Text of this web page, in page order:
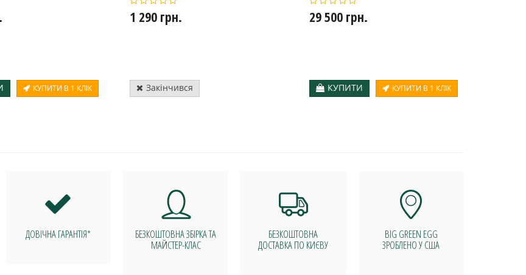
КУПИТИ В 1 КЛІК
1 290 грн.
Закінчився
29 500 грн.
КУПИТИ КУПИТИ В 1 КЛІК
ДОВІЧНА ГАРАНТІЯ* БЕЗКОШТОВНА ЗБІРКА ТА
МАЙСТЕР-КЛАС
БЕЗКОШТОВНА
ДОСТАВКА ПО КИЄВУ
BIG GREEN EGG
ЗРОБЛЕНО У США